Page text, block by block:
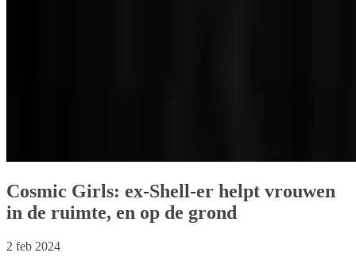
Cosmic Girls: ex-Shell-er helpt vrouwen
in de ruimte, en op de grond
2 feb 2024